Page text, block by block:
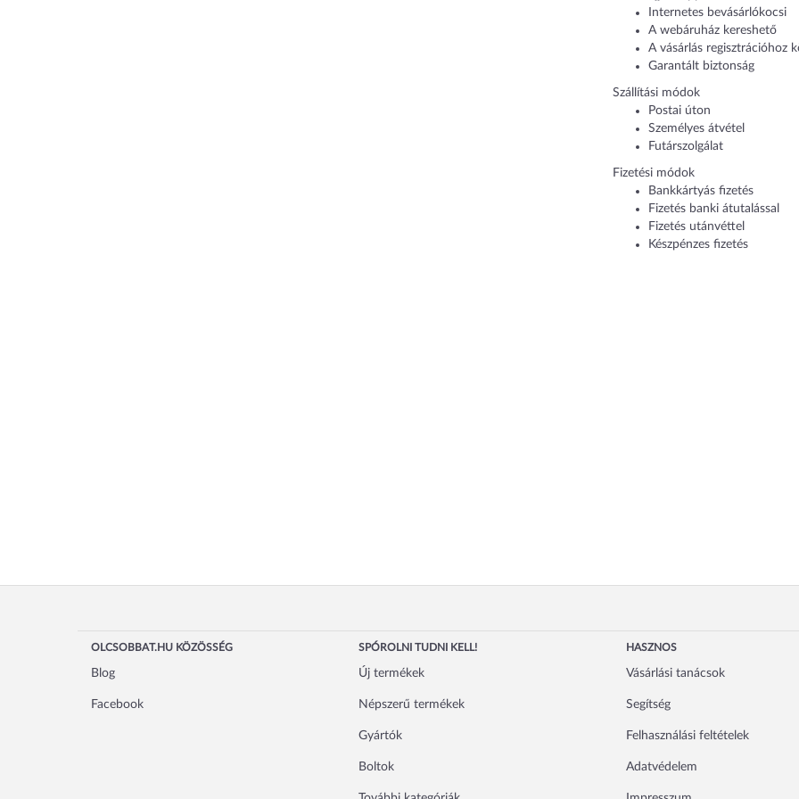
Internetes bevásárlókocsi
A webáruház kereshető
A vásárlás regisztrációhoz
Garantált biztonság
Szállítási módok
Postai úton
Személyes átvétel
Futárszolgálat
Fizetési módok
Bankkártyás fizetés
Fizetés banki átutalással
Fizetés utánvéttel
Készpénzes fizetés
OLCSOBBAT.HU KÖZÖSSÉG
Blog
Facebook
SPÓROLNI TUDNI KELL!
Új termékek
Népszerű termékek
Gyártók
Boltok
HASZNOS
Vásárlási tanácsok
Segítség
Felhasználási feltételek
Adatvédelem